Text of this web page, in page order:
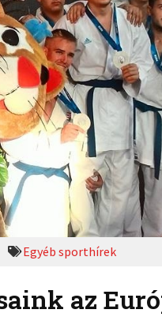
Egyéb sporthírek
az